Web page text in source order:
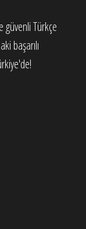
güvenli Türkçe
başarılı